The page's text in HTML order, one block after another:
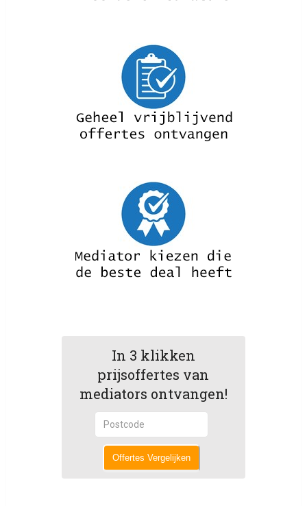
In 3 klikken
prijsoffertes van
mediators ontvangen!
Offertes Vergelijken